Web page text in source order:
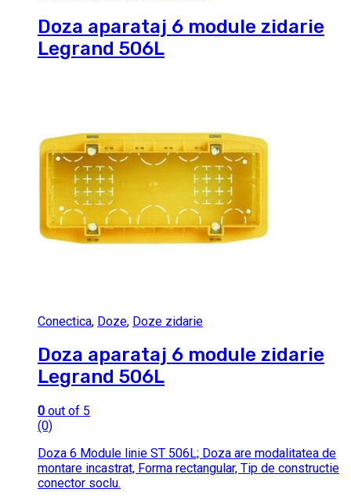
Doza aparataj 6 module zidarie
Legrand 506L
Conectica, Doze, Doze zidarie
Doza aparataj 6 module zidarie
Legrand 506L
0 out of 5
(0)
Doza 6 Module linie ST 506L; Doza are modalitatea de
montare incastrat, Forma rectangular, Tip de constructie
conector soclu.